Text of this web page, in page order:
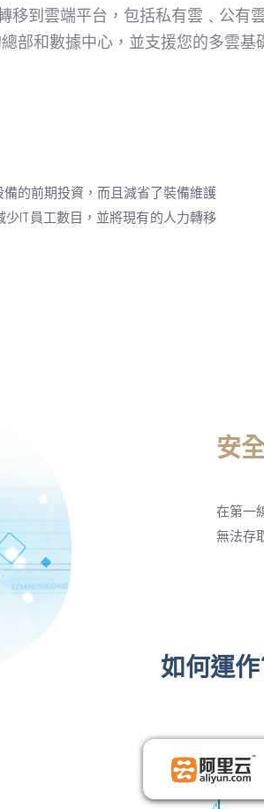
移到雲端平台，包括私有雲﹑公有
部和數據中心，並支援您的多雲基
的前期投資，而且減省了裝備維護
IT員工數目，並將現有的人力轉移
安
在第一
無法存
如何運作